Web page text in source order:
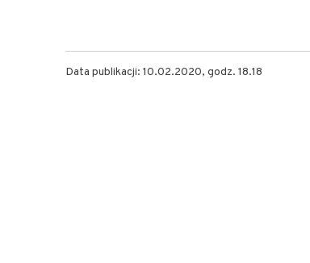
Data publikacji: 10.02.2020, godz. 18.18